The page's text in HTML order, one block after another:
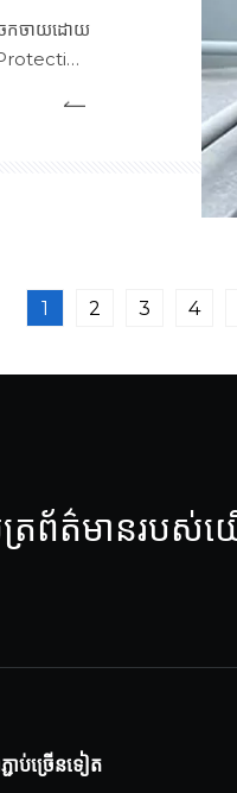
ែកចាយដោយ
1 2 3 4
ត្រព័ត៌មានរបស់
ាប់ច្រើនទៀត